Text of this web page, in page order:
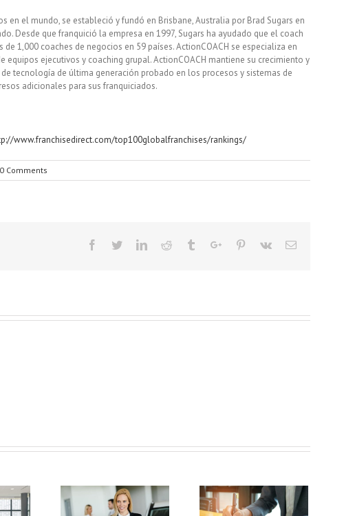
en el mundo, se estableció y fundó en Brisbane, Australia por Brad Sugars en
Desde que franquició la empresa en 1997, Sugars ha ayudado que el coach
1,000 coaches de negocios en 59 países. ActionCOACH se especializa en
equipos ejecutivos y coaching grupal. ActionCOACH mantiene su crecimiento y
tecnología de última generación probado en los procesos y sistemas de
adicionales para sus franquiciados.
www.franchisedirect.com/top100globalfranchises/rankings/
0 Comments
Facebook
TwitterLinkedinReddit TumblrGoogle+Pinterest
Vk Email